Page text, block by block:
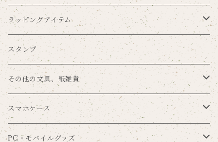
oudmijin×nemunoki
吉井美穂×nemunoki
紙me×nemunoki
Souren
まんまる×nemunoki
レターセット
便箋
ポストカード
メッセージカード
一筆箋
ラッピングアイテム
ラッピングペーパー
マスキングテープ
シール
タグセット
スタンプ
その他の文具、紙雑貨
ブックカバー
ブックマーク
スマホケース
手帳型
PC・モバイルグッズ